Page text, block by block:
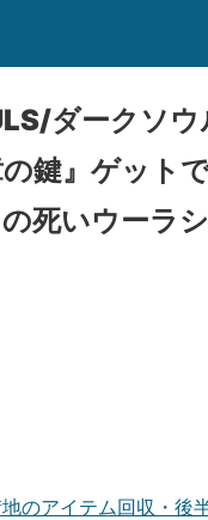
ダークソ
鍵』ゲット
死いウーラ
のアイテム回収・後